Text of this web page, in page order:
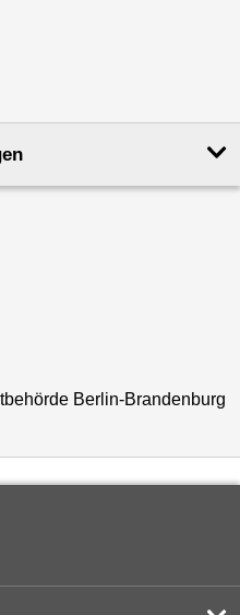
Berlin-Brandenburg